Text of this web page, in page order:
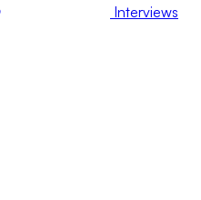
Interviews